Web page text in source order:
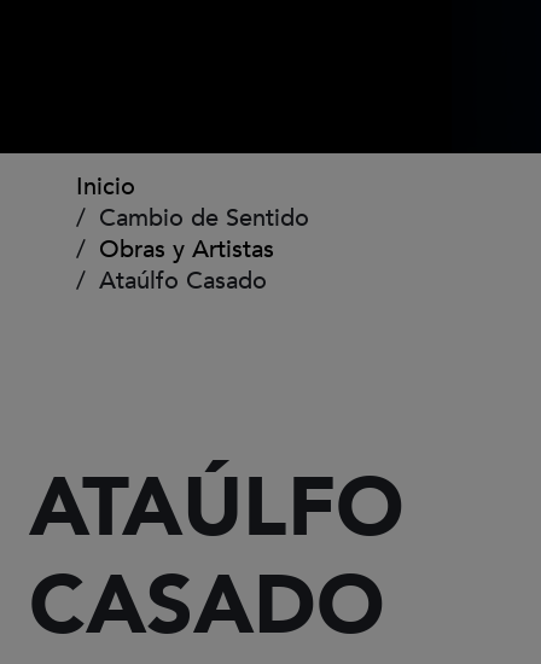
Ruta de navegación
Inicio
Cambio de Sentido
Obras y Artistas
Ataúlfo Casado
ATAÚLFO
CASADO